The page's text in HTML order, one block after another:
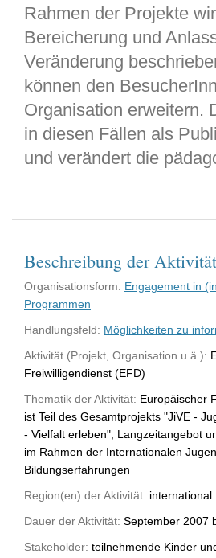
Rahmen der Projekte
Bereicherung und
Veränderung
können den
Organisation erweitern.
in diesen Fällen als
und verändert die
Beschreibung der Aktivität
Organisationsform: Engagement in
Programmen
Handlungsfeld: Möglichkeiten zu
Aktivität (Projekt, Organisation u.ä.):
Freiwilligendienst (EFD)
Thematik der Aktivität: Europäischer
ist Teil des Gesamtprojekts "JiVE -
- Vielfalt erleben", Langzeitangebot
im Rahmen der Internationalen
Bildungserfahrungen
Region(en) der Aktivität: international
Dauer der Aktivität: September 2007
Stakeholder: teilnehmende Kinder